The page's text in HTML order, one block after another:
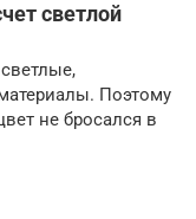
светлой
Поэтому
не бросался в